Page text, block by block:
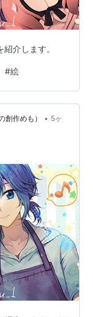
介します。
#絵
創作めも） • 5ヶ